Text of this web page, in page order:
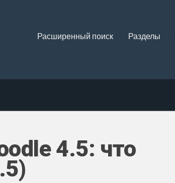
Расширенный поиск Разделы
4.5: что